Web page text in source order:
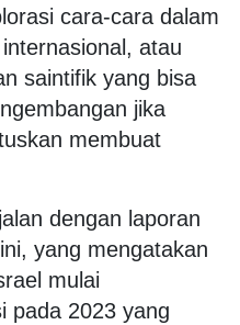
cara-cara dalam
atau
saintifik yang bisa
jika
membuat
dengan laporan
yang mengatakan
mulai
pada 2023 yang